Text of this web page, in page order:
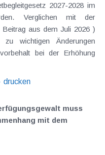
2027-2028 im
Verglichen mit der
aus dem Juli 2026 )
wichtigen Änderungen
drucken
muss
mit dem